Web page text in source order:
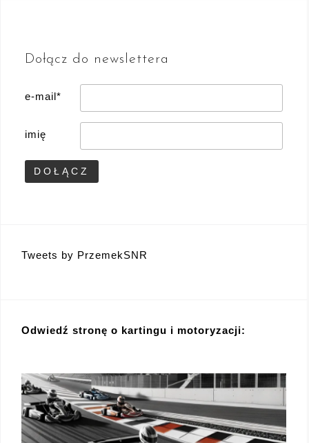
Dołącz do newslettera
e-mail*
imię
Tweets by PrzemekSNR
Odwiedź stronę o kartingu i motoryzacji: